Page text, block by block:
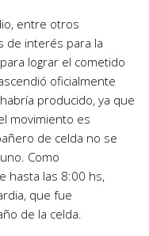
entre otros
de interés para la
lograr el cometido
oficialmente
producido, ya que
movimiento es
de celda no se
Como
hasta las 8:00 hs,
que fue
de la celda.